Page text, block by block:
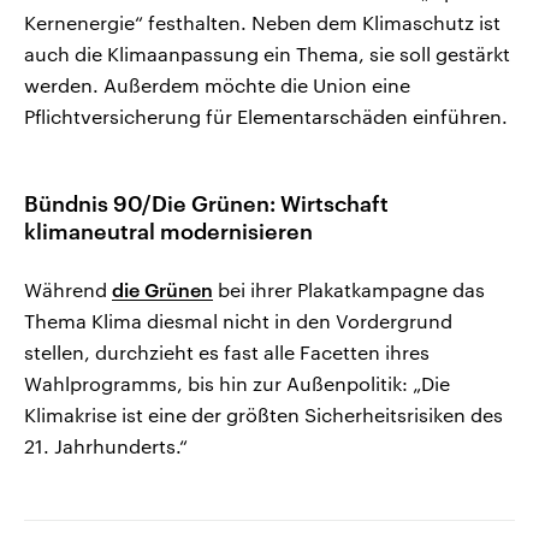
Kernenergie“ festhalten. Neben dem Klimaschutz ist
auch die Klimaanpassung ein Thema, sie soll gestärkt
werden. Außerdem möchte die Union eine
Pflichtversicherung für Elementarschäden einführen.
Bündnis 90/Die Grünen: Wirtschaft
klimaneutral modernisieren
Während die Grünen bei ihrer Plakatkampagne das
Thema Klima diesmal nicht in den Vordergrund
stellen, durchzieht es fast alle Facetten ihres
Wahlprogramms, bis hin zur Außenpolitik: „Die
Klimakrise ist eine der größten Sicherheitsrisiken des
21. Jahrhunderts.“